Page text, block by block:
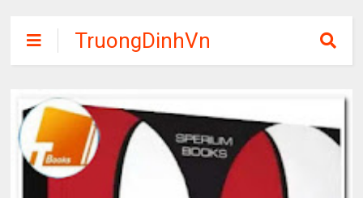
TruongDinhVn
Chia sẽ ebook,
phần mềm học
tập miễn phí